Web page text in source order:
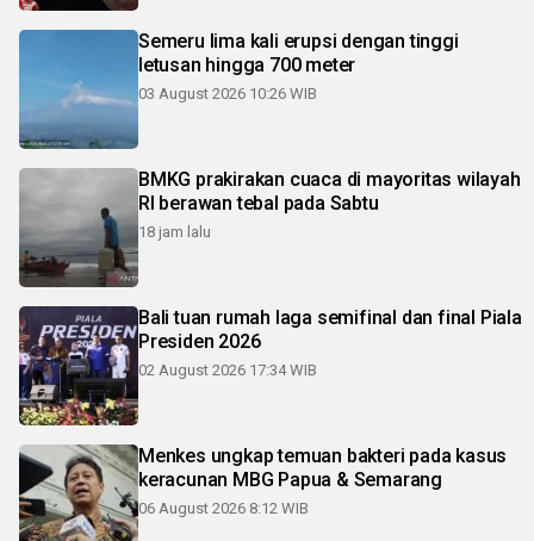
Semeru lima kali erupsi dengan tinggi
letusan hingga 700 meter
03 August 2026 10:26 WIB
BMKG prakirakan cuaca di mayoritas wilayah
RI berawan tebal pada Sabtu
18 jam lalu
Bali tuan rumah laga semifinal dan final Piala
Presiden 2026
02 August 2026 17:34 WIB
Menkes ungkap temuan bakteri pada kasus
keracunan MBG Papua & Semarang
06 August 2026 8:12 WIB